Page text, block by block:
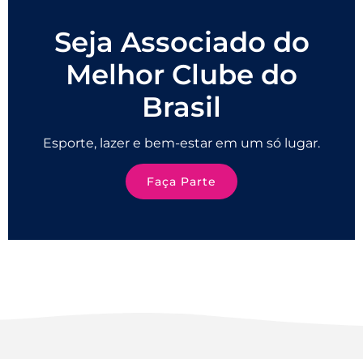
Seja Associado do
Melhor Clube do
Brasil
Esporte, lazer e bem-estar em um só lugar.
Faça Parte